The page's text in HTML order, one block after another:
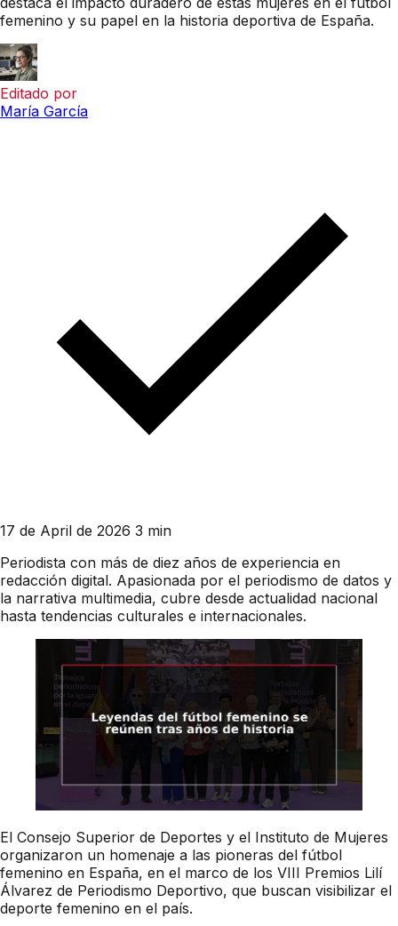
femenino y su papel en la historia deportiva de España.
Editado por
María García
17 de April de 2026 3 min
Periodista con más de diez años de experiencia en
redacción digital. Apasionada por el periodismo de datos y
la narrativa multimedia, cubre desde actualidad nacional
hasta tendencias culturales e internacionales.
El Consejo Superior de Deportes y el Instituto de Mujeres
organizaron un homenaje a las pioneras del fútbol
femenino en España, en el marco de los VIII Premios Lilí
Álvarez de Periodismo Deportivo, que buscan visibilizar el
deporte femenino en el país.